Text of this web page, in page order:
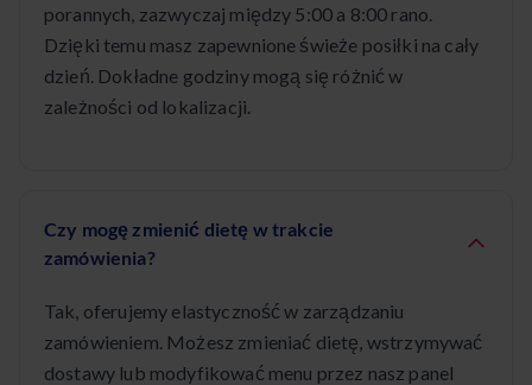
porannych, zazwyczaj między 5:00 a 8:00 rano.
Dzięki temu masz zapewnione świeże posiłki na cały
dzień. Dokładne godziny mogą się różnić w
zależności od lokalizacji.
Czy mogę zmienić dietę w trakcie
zamówienia?
Tak, oferujemy elastyczność w zarządzaniu
zamówieniem. Możesz zmieniać dietę, wstrzymywać
dostawy lub modyfikować menu przez nasz panel